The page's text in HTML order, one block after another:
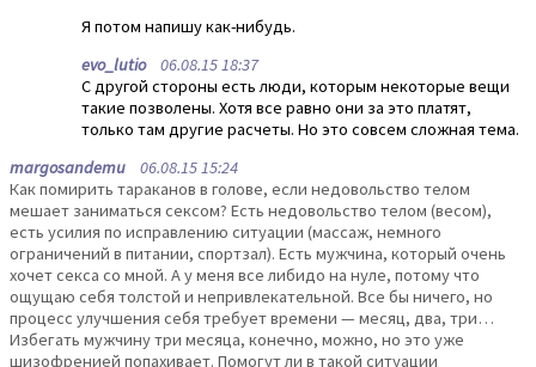
Я потом напишу как-нибудь.
evo_lutio06.08.15 18:37
С другой стороны есть люди, которым некоторые вещи
такие позволены. Хотя все равно они за это платят,
только там другие расчеты. Но это совсем сложная тема.
margosandemu 06.08.15 15:24
Как помирить тараканов в голове, если недовольство телом
мешает заниматься сексом? Есть недовольство телом (весом),
есть усилия по исправлению ситуации (массаж, немного
ограничений в питании, спортзал). Есть мужчина, который очень
хочет секса со мной. А у меня все либидо на нуле, потому что
ощущаю себя толстой и непривлекательной. Все бы ничего, но
процесс улучшения себя требует времени — месяц, два, три…
Избегать мужчину три месяца, конечно, можно, но это уже
шизофренией попахивает. Помогут ли в такой ситуации